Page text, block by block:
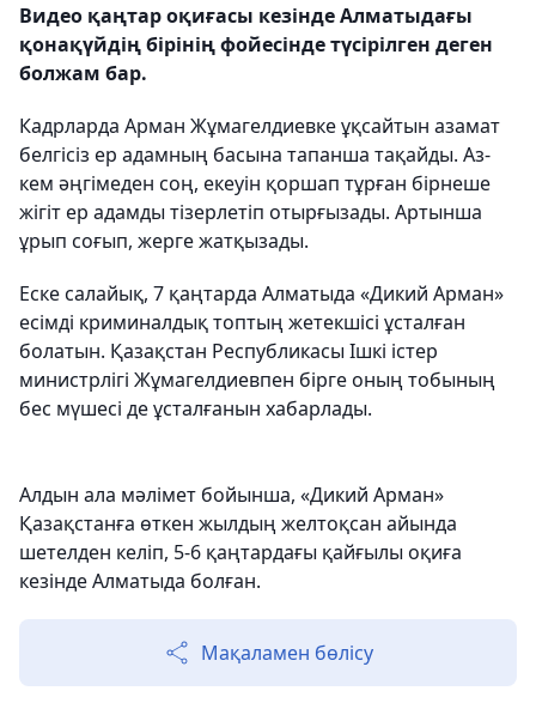
Видео қаңтар оқиғасы кезінде Алматыдағы
қонақүйдің бірінің фойесінде түсірілген деген
болжам бар.
Кадрларда Арман Жұмагелдиевке ұқсайтын азамат
белгісіз ер адамның басына тапанша тақайды. Аз-
кем әңгімеден соң, екеуін қоршап тұрған бірнеше
жігіт ер адамды тізерлетіп отырғызады. Артынша
ұрып соғып, жерге жатқызады.
Еске салайық, 7 қаңтарда Алматыда «Дикий Арман»
есімді криминалдық топтың жетекшісі ұсталған
болатын. Қазақстан Республикасы Ішкі істер
министрлігі Жұмагелдиевпен бірге оның тобының
бес мүшесі де ұсталғанын хабарлады.
Алдын ала мәлімет бойынша, «Дикий Арман»
Қазақстанға өткен жылдың желтоқсан айында
шетелден келіп, 5-6 қаңтардағы қайғылы оқиға
кезінде Алматыда болған.
Мақаламен бөлісу